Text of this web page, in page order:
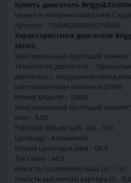
Купить двигатель
можно в интернет-магазине
Артикул - 104M020045H5YY0001.
Характеристики двигателя
Series:
Максимальный крутящий
Технология двигателя -
двигатель с воздушным
расположением клапанов (OHV)
Номер модели - 104M
Максимальный крутящий
мин - 9,83
Рабочий объем (куб. см) - 163
Цилиндр - Алюминий
Гильза цилиндра (мм) - 68,3
Такт (мм) - 44,5
Емкость топливного бака (л) - 1,0
Емкость масляного картера (l) -